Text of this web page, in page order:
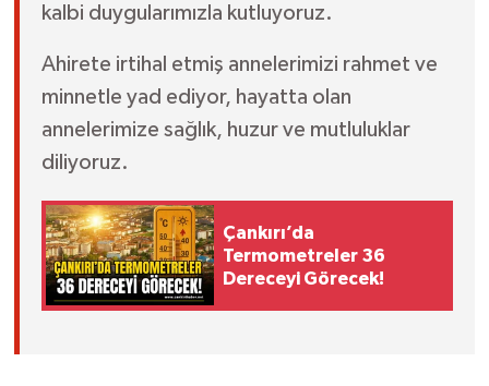
kalbi duygularımızla kutluyoruz.
Ahirete irtihal etmiş annelerimizi rahmet ve
minnetle yad ediyor, hayatta olan
annelerimize sağlık, huzur ve mutluluklar
diliyoruz.
Çankırı’da
Termometreler 36
Dereceyi Görecek!